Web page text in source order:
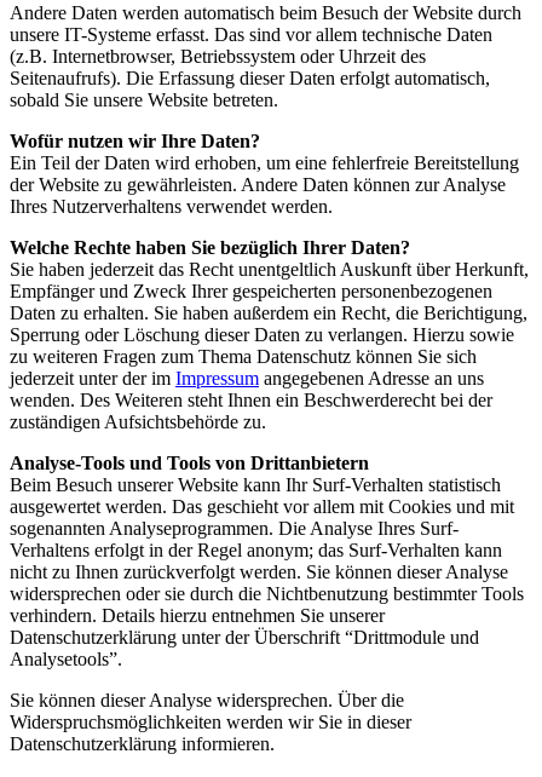
Andere Daten werden automatisch beim Besuch der Website durch
unsere IT-Systeme erfasst. Das sind vor allem technische Daten
(z.B. Internetbrowser, Betriebssystem oder Uhrzeit des
Seitenaufrufs). Die Erfassung dieser Daten erfolgt automatisch,
sobald Sie unsere Website betreten.
Wofür nutzen wir Ihre Daten?
Ein Teil der Daten wird erhoben, um eine fehlerfreie Bereitstellung
der Website zu gewährleisten. Andere Daten können zur Analyse
Ihres Nutzerverhaltens verwendet werden.
Welche Rechte haben Sie bezüglich Ihrer Daten?
Sie haben jederzeit das Recht unentgeltlich Auskunft über Herkunft,
Empfänger und Zweck Ihrer gespeicherten personenbezogenen
Daten zu erhalten. Sie haben außerdem ein Recht, die Berichtigung,
Sperrung oder Löschung dieser Daten zu verlangen. Hierzu sowie
zu weiteren Fragen zum Thema Datenschutz können Sie sich
jederzeit unter der im Impressum angegebenen Adresse an uns
wenden. Des Weiteren steht Ihnen ein Beschwerderecht bei der
zuständigen Aufsichtsbehörde zu.
Analyse-Tools und Tools von Drittanbietern
Beim Besuch unserer Website kann Ihr Surf-Verhalten statistisch
ausgewertet werden. Das geschieht vor allem mit Cookies und mit
sogenannten Analyseprogrammen. Die Analyse Ihres Surf-
Verhaltens erfolgt in der Regel anonym; das Surf-Verhalten kann
nicht zu Ihnen zurückverfolgt werden. Sie können dieser Analyse
widersprechen oder sie durch die Nichtbenutzung bestimmter Tools
verhindern. Details hierzu entnehmen Sie unserer
Datenschutzerklärung unter der Überschrift “Drittmodule und
Analysetools”.
Sie können dieser Analyse widersprechen. Über die
Widerspruchsmöglichkeiten werden wir Sie in dieser
Datenschutzerklärung informieren.